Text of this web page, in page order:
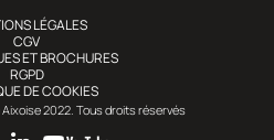
LÉGALES
CGV
ET BROCHURES
RGPD
DE COOKIES
2022. Tous droits réservés